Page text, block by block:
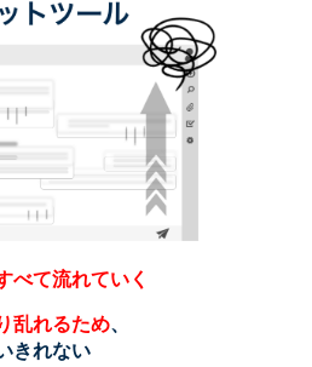
べて流れていく
乱れるため、
きれない